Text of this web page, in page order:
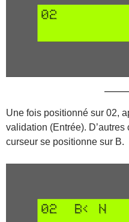
Une fois positionné sur 02,
validation (Entrée).
curseur se positionne sur B.